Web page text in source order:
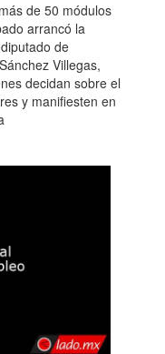
de 50 módulos
arrancó la
de
Villegas,
decidan sobre el
y manifiesten en